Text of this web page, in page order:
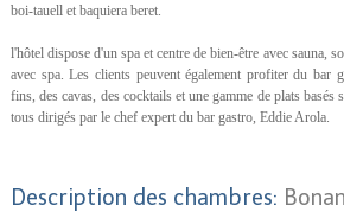
boi-tauell et baquiera beret.
l'hôtel dispose d'un spa et centre de bien-être avec sauna,
avec spa. Les clients peuvent également profiter du bar
fins, des cavas, des cocktails et une gamme de plats basés
tous dirigés par le chef expert du bar gastro, Eddie Arola.
Description des chambres: